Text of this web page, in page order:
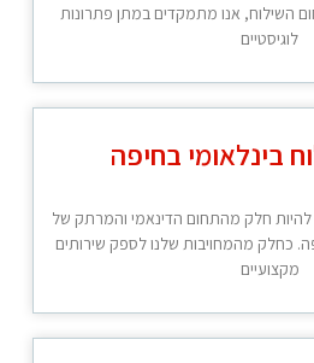
השילוח, אנו מתמקדים במתן פתרונות
לוגיסטיים
בינלאומי בחיפה
להיות חלק מהתחום הדינאמי והמרתק של
כחלק מהמחויבות שלנו לספק שירותים
מקצועיים